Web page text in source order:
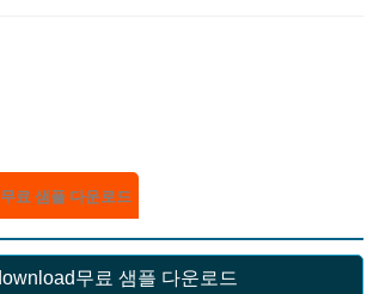
무료 샘플 다운로드
무료 샘플 다운로드